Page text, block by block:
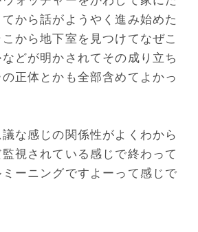
から話がようやく進み始めた
から地下室を見つけてなぜこ
どが明かされてその成り立ち
正体とかも全部含めてよかっ
な感じの関係性がよくわから
視されている感じで終わって
ーニングですよーって感じで